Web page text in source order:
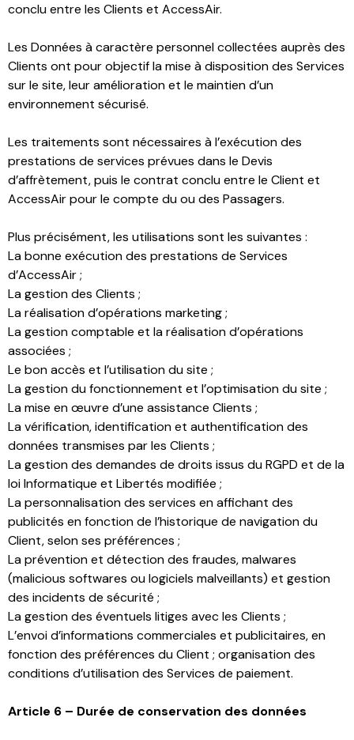
conclu entre les Clients et AccessAir.
Les Données à caractère personnel collectées auprès des
Clients ont pour objectif la mise à disposition des Services
sur le site, leur amélioration et le maintien d’un
environnement sécurisé.
Les traitements sont nécessaires à l’exécution des
prestations de services prévues dans le Devis
d’affrètement, puis le contrat conclu entre le Client et
AccessAir pour le compte du ou des Passagers.
Plus précisément, les utilisations sont les suivantes :
La bonne exécution des prestations de Services
d’AccessAir ;
La gestion des Clients ;
La réalisation d’opérations marketing ;
La gestion comptable et la réalisation d’opérations
associées ;
Le bon accès et l’utilisation du site ;
La gestion du fonctionnement et l’optimisation du site ;
La mise en œuvre d’une assistance Clients ;
La vérification, identification et authentification des
données transmises par les Clients ;
La gestion des demandes de droits issus du RGPD et de la
loi Informatique et Libertés modifiée ;
La personnalisation des services en affichant des
publicités en fonction de l’historique de navigation du
Client, selon ses préférences ;
La prévention et détection des fraudes, malwares
(malicious softwares ou logiciels malveillants) et gestion
des incidents de sécurité ;
La gestion des éventuels litiges avec les Clients ;
L’envoi d’informations commerciales et publicitaires, en
fonction des préférences du Client ; organisation des
conditions d’utilisation des Services de paiement.
Article 6 – Durée de conservation des données